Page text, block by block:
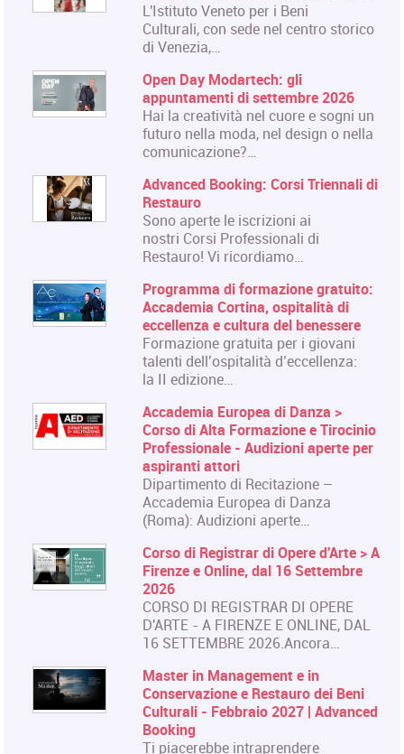
L'Istituto Veneto per i Beni
Culturali, con sede nel centro storico
di Venezia,…
Open Day Modartech: gli
appuntamenti di settembre 2026
Hai la creatività nel cuore e sogni un
futuro nella moda, nel design o nella
comunicazione?…
Advanced Booking: Corsi Triennali di
Restauro
Sono aperte le iscrizioni ai
nostri Corsi Professionali di
Restauro! Vi ricordiamo…
Programma di formazione gratuito:
Accademia Cortina, ospitalità di
eccellenza e cultura del benessere
Formazione gratuita per i giovani
talenti dell’ospitalità d’eccellenza:
la II edizione…
Accademia Europea di Danza >
Corso di Alta Formazione e Tirocinio
Professionale - Audizioni aperte per
aspiranti attori
Dipartimento di Recitazione –
Accademia Europea di Danza
(Roma): Audizioni aperte…
Corso di Registrar di Opere d'Arte > A
Firenze e Online, dal 16 Settembre
2026
CORSO DI REGISTRAR DI OPERE
D'ARTE - A FIRENZE E ONLINE, DAL
16 SETTEMBRE 2026.Ancora…
Master in Management e in
Conservazione e Restauro dei Beni
Culturali - Febbraio 2027 | Advanced
Booking
Ti piacerebbe intraprendere